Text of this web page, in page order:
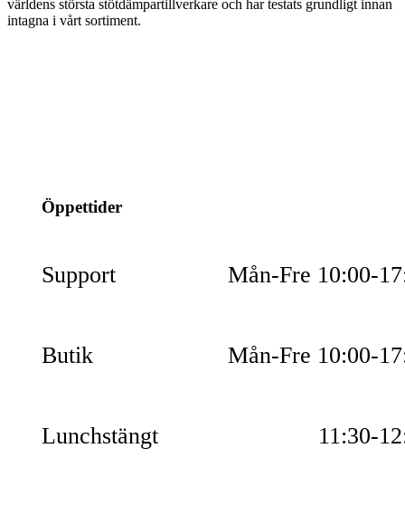
världens största stötdämpartillverkare och har testats grundligt innan
intagna i vårt sortiment.
Öppettider
Support Mån-Fre 10:00-
Butik Mån-Fre 10:00-
Lunchstängt 11:30-